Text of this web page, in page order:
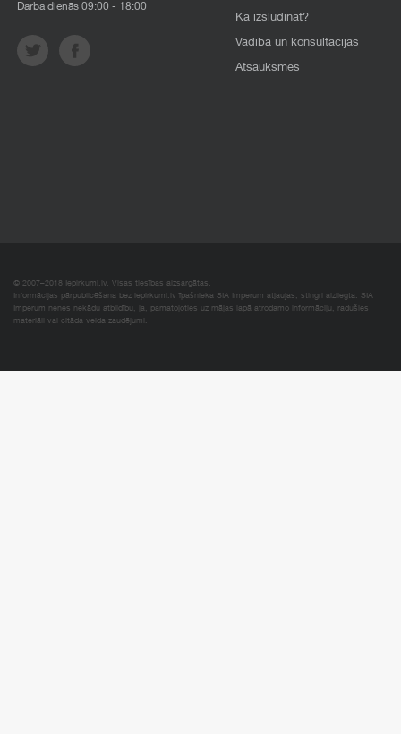
Darba dienās 09:00 - 18:00
Kā izsludināt?
Vadība un konsultācijas
Atsauksmes
© 2007–2018 Iepirkumi.lv. Visas tiesības aizsargātas.
Informācijas pārpublicēšana bez iepirkumi.lv īpašnieka SIA Imperum atļaujas, stingri aizliegta. SIA
Imperum nenes nekādu atbildību, ja, pamatojoties uz mājas lapā atrodamo informāciju, radušies
materiāli vai citāda veida zaudējumi.